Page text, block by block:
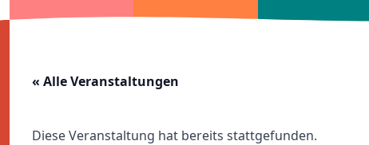
« Alle Veranstaltungen
Diese Veranstaltung hat bereits stattgefunden.